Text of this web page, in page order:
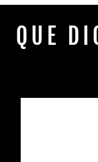
QUE